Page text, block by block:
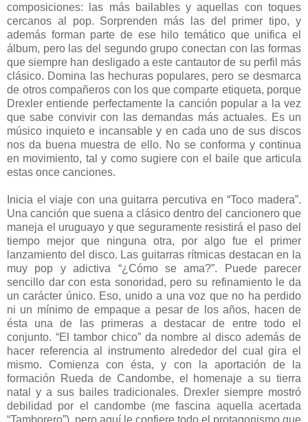
composiciones: las más bailables y aquellas con toques
cercanos al pop. Sorprenden más las del primer tipo, y
además forman parte de ese hilo temático que unifica el
álbum, pero las del segundo grupo conectan con las formas
que siempre han desligado a este cantautor de su perfil más
clásico. Domina las hechuras populares, pero se desmarca
de otros compañeros con los que comparte etiqueta, porque
Drexler entiende perfectamente la canción popular a la vez
que sabe convivir con las demandas más actuales. Es un
músico inquieto e incansable y en cada uno de sus discos
nos da buena muestra de ello. No se conforma y continua
en movimiento, tal y como sugiere con el baile que articula
estas once canciones.
Inicia el viaje con una guitarra percutiva en “Toco madera”.
Una canción que suena a clásico dentro del cancionero que
maneja el uruguayo y que seguramente resistirá el paso del
tiempo mejor que ninguna otra, por algo fue el primer
lanzamiento del disco. Las guitarras rítmicas destacan en la
muy pop y adictiva “¿Cómo se ama?”. Puede parecer
sencillo dar con esta sonoridad, pero su refinamiento le da
un carácter único. Eso, unido a una voz que no ha perdido
ni un mínimo de empaque a pesar de los años, hacen de
ésta una de las primeras a destacar de entre todo el
conjunto. “El tambor chico” da nombre al disco además de
hacer referencia al instrumento alrededor del cual gira el
mismo. Comienza con ésta, y con la aportación de la
formación Rueda de Candombe, el homenaje a su tierra
natal y a sus bailes tradicionales. Drexler siempre mostró
debilidad por el candombe (me fascina aquella acertada
“Tamborero”), pero aquí le confiere todo el protagonismo que